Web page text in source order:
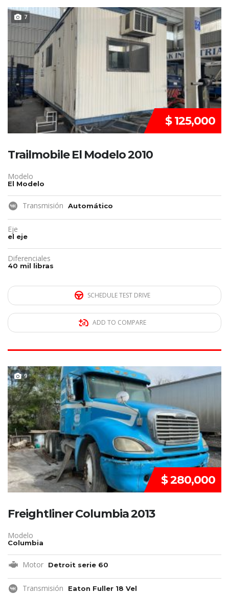
7 DISPONIBLE
$ 125,000
Trailmobile El Modelo 2010
Modelo
El Modelo
Transmisión Automático
Eje
el eje
Diferenciales
40 mil libras
SCHEDULE TEST DRIVE
ADD TO COMPARE
9 DISPONIBLE
$ 280,000
Freightliner Columbia 2013
Modelo
Columbia
Motor Detroit serie 60
Transmisión Eaton Fuller 18 Vel